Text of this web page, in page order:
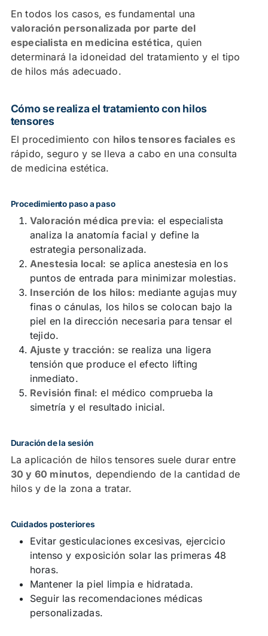
En todos los casos, es fundamental una
valoración personalizada por parte del
especialista en medicina estética, quien
determinará la idoneidad del tratamiento y el tipo
de hilos más adecuado.
Cómo se realiza el tratamiento con hilos
tensores
El procedimiento con hilos tensores faciales es
rápido, seguro y se lleva a cabo en una consulta
de medicina estética.
Procedimiento paso a paso
Valoración médica previa: el especialista
analiza la anatomía facial y define la
estrategia personalizada.
Anestesia local: se aplica anestesia en los
puntos de entrada para minimizar molestias.
Inserción de los hilos: mediante agujas muy
finas o cánulas, los hilos se colocan bajo la
piel en la dirección necesaria para tensar el
tejido.
Ajuste y tracción: se realiza una ligera
tensión que produce el efecto lifting
inmediato.
Revisión final: el médico comprueba la
simetría y el resultado inicial.
Duración de la sesión
La aplicación de hilos tensores suele durar entre
30 y 60 minutos, dependiendo de la cantidad de
hilos y de la zona a tratar.
Cuidados posteriores
Evitar gesticulaciones excesivas, ejercicio
intenso y exposición solar las primeras 48
horas.
Mantener la piel limpia e hidratada.
Seguir las recomendaciones médicas
personalizadas.